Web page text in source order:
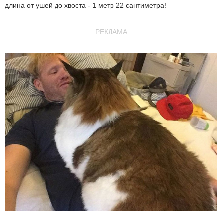
длина от ушей до хвоста - 1 метр 22 сантиметра!
РЕКЛАМА